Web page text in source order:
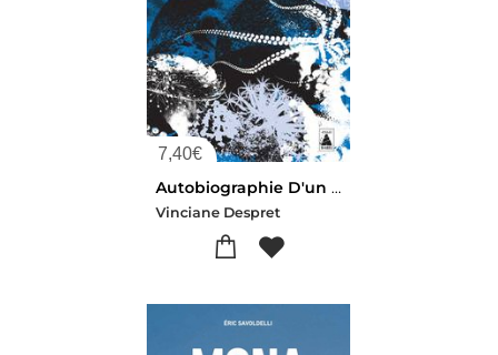
7,40€
Autobiographie D'un Poulpe : Et Autres Recits D'anticipation
Vinciane Despret